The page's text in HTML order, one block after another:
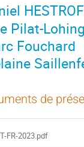
Pilat-
Fouchard
de
FR-2023.pdf